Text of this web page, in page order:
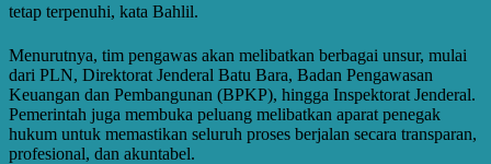
tetap terpenuhi, kata Bahlil.
Menurutnya, tim pengawas akan melibatkan berbagai unsur, mulai
dari PLN, Direktorat Jenderal Batu Bara, Badan Pengawasan
Keuangan dan Pembangunan (BPKP), hingga Inspektorat Jenderal.
Pemerintah juga membuka peluang melibatkan aparat penegak
hukum untuk memastikan seluruh proses berjalan secara transparan,
profesional, dan akuntabel.